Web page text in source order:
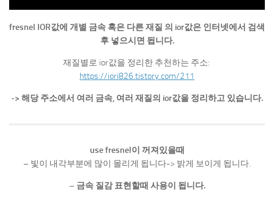
fresnel IOR값에 개별 금속 혹은 다른 재질 의 ior값은 인터넷에서 검색
후 넣으시면 됩니다.
재질별로 ior값을 정리한 추천하는 주소:
https://iori826.tistory.com/211
-> 해당 주소에서 여러 금속, 여러 재질의 ior값을 정리하고 있습니다.
use fresnel이 꺼져있을때
– 빛이 내각부분에 많이 몰리게 됩니다-> 밝게 보이게 됩니다.
– 금속 질감 표현할때 사용이 됩니다.